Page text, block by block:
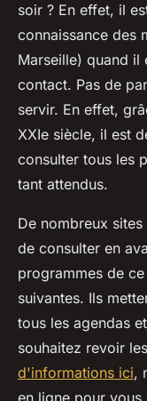
soir ? En effet, il
connaissance des
Marseille) quand il
contact. Pas de
servir. En effet,
XXIe siècle, il est
consulter tous les
tant attendus.
De nombreux
de consulter en
programmes de
suivantes. Ils
tous les agendas
souhaitez revoir
d'informations ici,